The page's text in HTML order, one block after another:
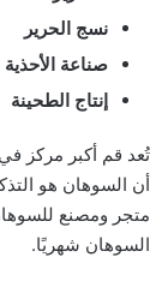
نسج الحرير
صناعة الأحذية
إنتاج الطحينة
تُعد قم أكبر مركز
السوهان شهريًا.